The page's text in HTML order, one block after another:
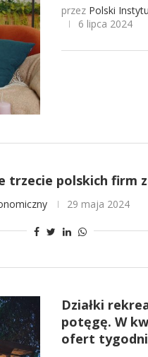
przez Polski
6 lipca 2024
trzecie polskich firm
29 maja 2024
Działki
potęgę. W
ofert